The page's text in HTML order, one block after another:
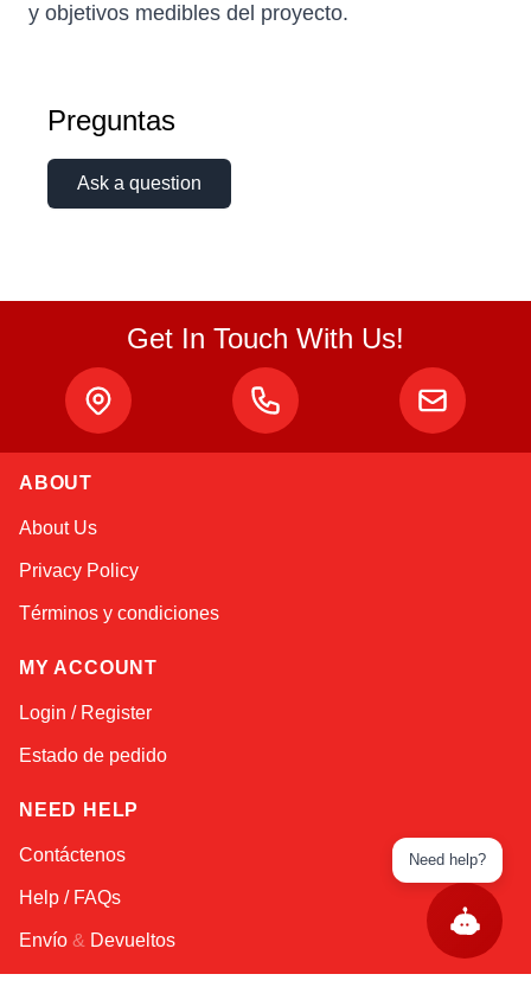
y objetivos medibles del proyecto.
Preguntas
Ask a question
Get In Touch With Us!
ABOUT
About Us
Privacy Policy
Términos y condiciones
MY ACCOUNT
Login / Register
Estado de pedido
NEED HELP
Contáctenos
Help / FAQs
Envío & Devueltos
Need help?